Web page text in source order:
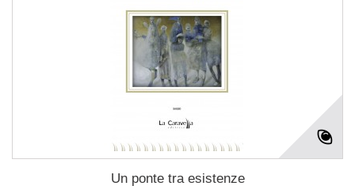
Un ponte tra esistenze